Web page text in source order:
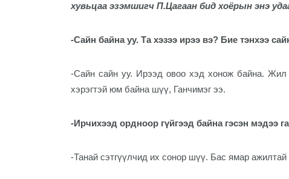
хувьцаа эзэмшигч П.Цагаан бид хоёрын энэ
-Сайн байна уу. Та хэзээ ирээ вэ? Бие тэнхээ
-Сайн сайн уу. Ирээд овоо хэд хонож байна. Жил
хэрэгтэй юм байна шүү, Ганчимэг ээ.
-Ирчихээд ордноор гүйгээд байна гэсэн мэдээ
-Танай сэтгүүлчид их сонор шүү. Бас ямар